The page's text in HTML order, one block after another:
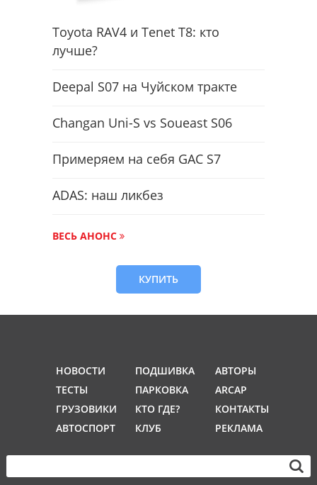
Toyota RAV4 и Tenet T8: кто
лучше?
Deepal S07 на Чуйском тракте
Changan Uni-S vs Soueast S06
Примеряем на себя GAC S7
ADAS: наш ликбез
ВЕСЬ АНОНС
КУПИТЬ
НОВОСТИ
ТЕСТЫ
ГРУЗОВИКИ
АВТОСПОРТ
ПОДШИВКА
ПАРКОВКА
КТО ГДЕ?
КЛУБ
АВТОРЫ
ARCAP
КОНТАКТЫ
РЕКЛАМА